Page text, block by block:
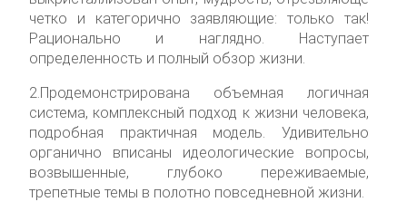
четко и категорично заявляющие: только так!
Рационально и наглядно. Наступает
определенность и полный обзор жизни.
2.Продемонстрирована объемная логичная
система, комплексный подход к жизни человека,
подробная практичная модель. Удивительно
органично вписаны идеологические вопросы,
возвышенные, глубоко переживаемые,
трепетные темы в полотно повседневной жизни.